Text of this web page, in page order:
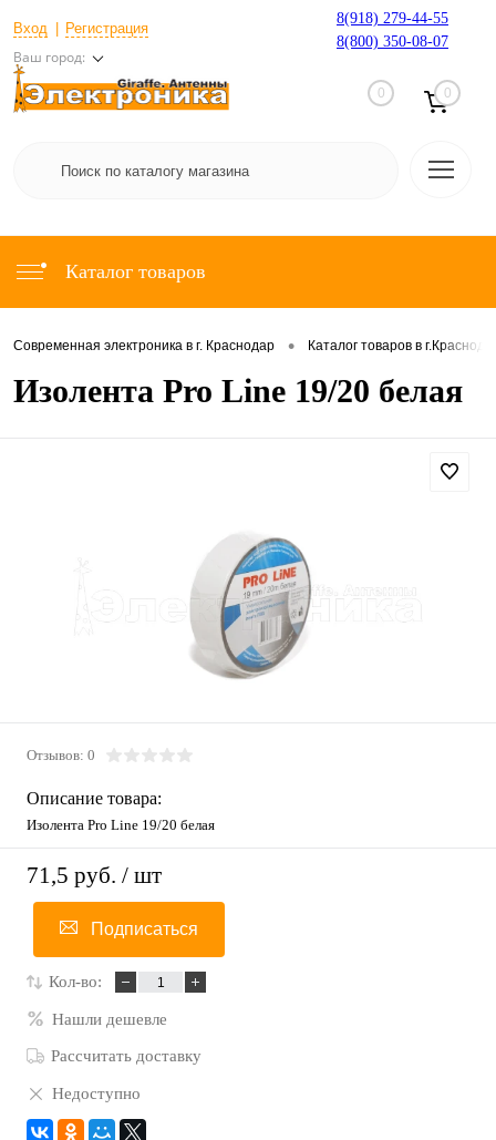
Вход Регистрация
Ваш город:
8(918) 279-44-55
8(800) 350-08-07
0 0
Каталог товаров
Современная электроника в г. Краснодар • Каталог товаров в
Изолента Pro Line 19/20 белая
Отзывов: 0
Описание товара:
Изолента Pro Line 19/20 белая
71,5 руб. / шт
Подписаться
Кол-во:
Нашли дешевле
Рассчитать доставку
Недоступно